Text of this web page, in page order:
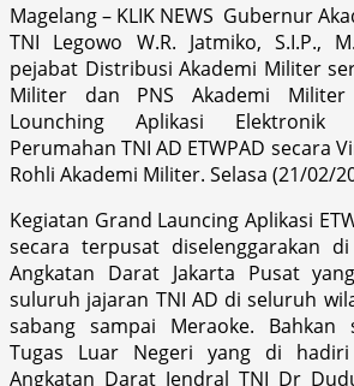
Magelang – KLIK NEWS Gubernur
TNI Legowo W.R. Jatmiko, S.I.P.,
pejabat Distribusi Akademi Militer
Militer dan PNS Akademi
Lounching Aplikasi Elektronik
Perumahan TNI AD ETWPAD secara
Rohli Akademi Militer. Selasa (21/02/
Kegiatan Grand Launcing Aplikasi
secara terpusat diselenggarakan
Angkatan Darat Jakarta Pusat
suluruh jajaran TNI AD di seluruh
sabang sampai Meraoke. Bahkan
Tugas Luar Negeri yang di
Angkatan Darat Jendral TNI Dr